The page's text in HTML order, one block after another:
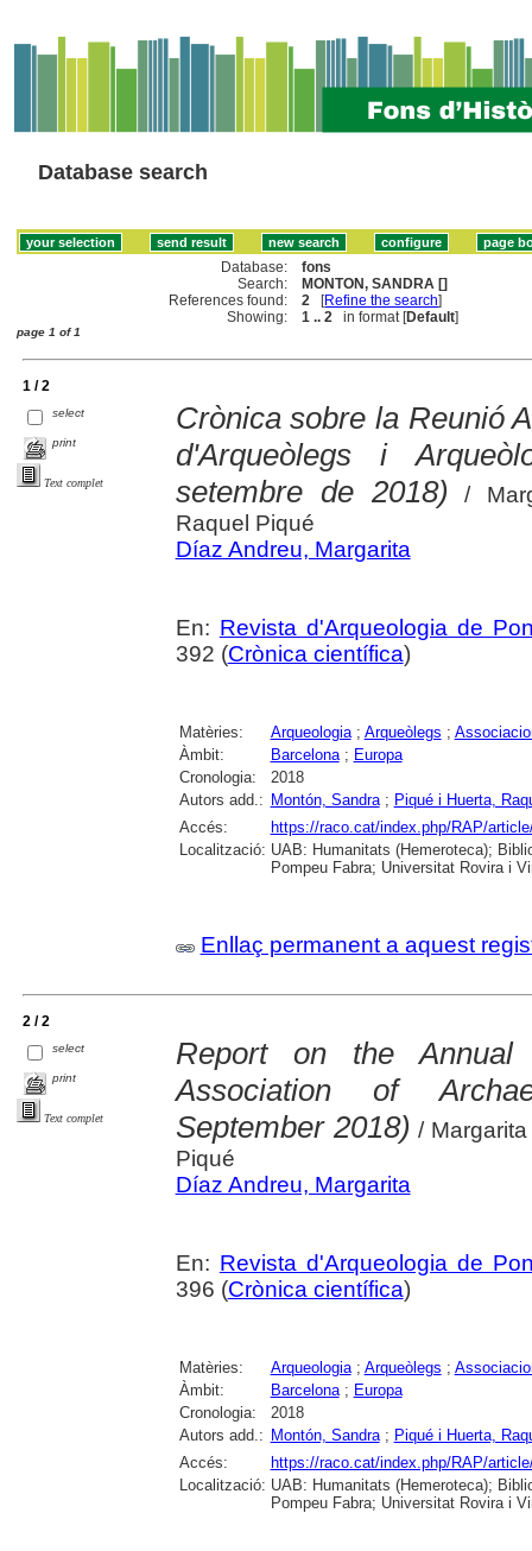
Database search
Database:
fons
Search:
MONTON, SANDRA []
References found:
2 [Refine the search]
Showing:
1 .. 2 in format [Default]
page 1 of 1
1 / 2
select
print
Text complet
Crònica sobre la Reunió
d'Arqueòlegs i
setembre de 2018)
/
Raquel Piqué
Díaz Andreu, Margarita
En: Revista d'Arqueologia de
392 (Crònica científica)
Matèries: Arqueologia; Arqueòlegs ;
Àmbit:
Barcelona; Europa
Cronologia:
2018
Autors add.: Montón, Sandra; Piqué i Huerta,
Accés:
https://raco.cat/index.php/RAP/
Localització: UAB: Humanitats (Hemeroteca);
Pompeu Fabra; Universitat Rovira i
Enllaç permanent a aquest
2 / 2
select
print
Text complet
Report on the
Association of
September 2018) /
Piqué
Díaz Andreu, Margarita
En: Revista d'Arqueologia de
396 (Crònica científica)
Matèries: Arqueologia; Arqueòlegs ;
Àmbit:
Barcelona; Europa
Cronologia:
2018
Autors add.: Montón, Sandra; Piqué i Huerta,
Accés:
https://raco.cat/index.php/RAP/
Localització: UAB: Humanitats (Hemeroteca);
Pompeu Fabra; Universitat Rovira i